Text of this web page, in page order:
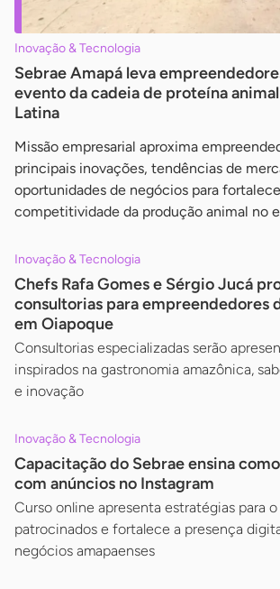
Inovação & Tecnologia
Sebrae Amapá leva
evento da cadeia de proteína
Latina
Missão empresarial aproxima
principais inovações, tendências de
oportunidades de negócios para
competitividade da produção animal no
Inovação & Tecnologia
Chefs Rafa Gomes e Sérgio Jucá
consultorias para empreendedores
em Oiapoque
Consultorias especializadas serão
inspirados na gastronomia amazônica,
e inovação
Inovação & Tecnologia
Capacitação do Sebrae ensina
com anúncios no Instagram
Curso online apresenta estratégias para
patrocinados e fortalece a presença
negócios amapaenses